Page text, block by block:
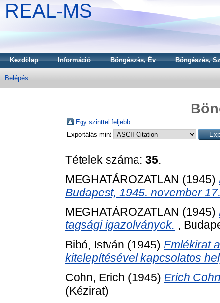
REAL-MS
Kezdőlap Információ Böngészés, Év Böngészés,
Belépés
Egy szinttel feljebb
Exportálás mint
Tételek száma: 35.
MEGHATÁROZATLAN (1945)
Budapest, 1945. november 17.
MEGHATÁROZATLAN (1945)
tagsági igazolványok. ,
Bibó, István (1945) Emlékirat
kitelepítésével kapcsolatos
Cohn, Erich (1945) Erich
(Kézirat)